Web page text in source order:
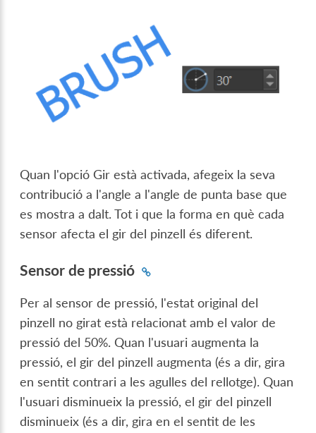
Quan l'opció Gir està activada, afegeix la seva
contribució a l'angle a l'angle de punta base que
es mostra a dalt. Tot i que la forma en què cada
sensor afecta el gir del pinzell és diferent.
Sensor de pressió
Per al sensor de pressió, l'estat original del
pinzell no girat està relacionat amb el valor de
pressió del 50%. Quan l'usuari augmenta la
pressió, el gir del pinzell augmenta (és a dir, gira
en sentit contrari a les agulles del rellotge). Quan
l'usuari disminueix la pressió, el gir del pinzell
disminueix (és a dir, gira en el sentit de les